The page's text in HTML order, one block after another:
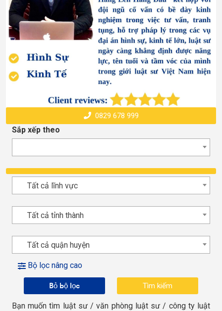
0829 678 999
Sắp xếp theo
Tất cả lĩnh vực
Tất cả tỉnh thành
Tất cả quận huyện
Bộ lọc nâng cao
Bỏ bộ lọc
Bạn muốn tìm luật sư / văn phòng luật sư / công ty luật